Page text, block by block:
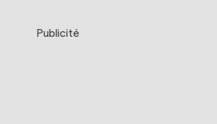
Publicité